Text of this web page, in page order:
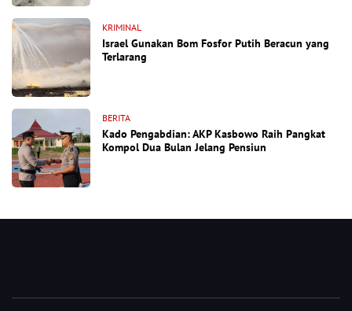
KRIMINAL
Israel Gunakan Bom Fosfor Putih Beracun yang
Terlarang
BERITA
Kado Pengabdian: AKP Kasbowo Raih Pangkat
Kompol Dua Bulan Jelang Pensiun